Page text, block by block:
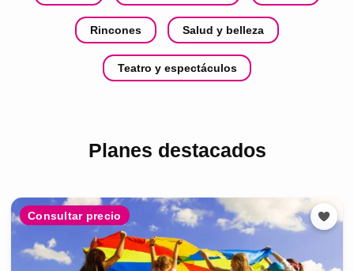
Rincones Salud y belleza
Teatro y espectáculos
Planes destacados
Consultar precio